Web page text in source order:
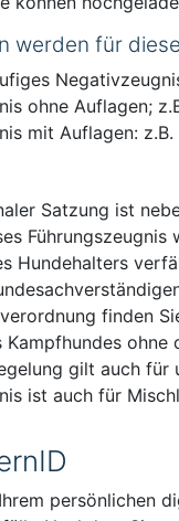
werden für
ohne Auflagen;
mit Auflagen:
Satzung ist
Hundehalters
finden
Kampfhundes
gilt auch
ist auch für
persönlichen